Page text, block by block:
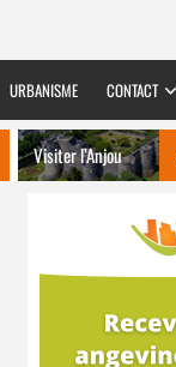
URBANISME CONTACT
Visiter l’Anjou